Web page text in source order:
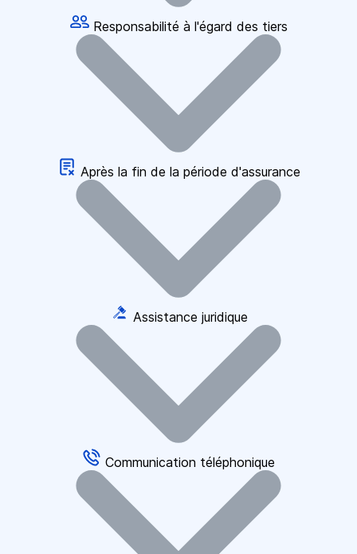
Responsabilité à l'égard des tiers
Après la fin de la période d'assurance
Assistance juridique
Communication téléphonique